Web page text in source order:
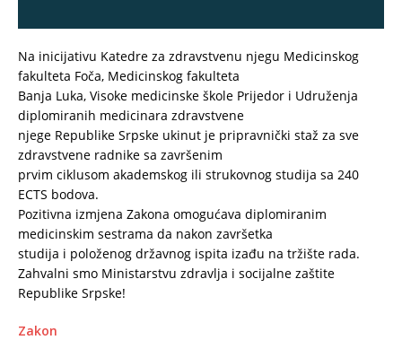
Na inicijativu Katedre za zdravstvenu njegu Medicinskog
fakulteta Foča, Medicinskog fakulteta
Banja Luka, Visoke medicinske škole Prijedor i Udruženja
diplomiranih medicinara zdravstvene
njege Republike Srpske ukinut je pripravnički staž za sve
zdravstvene radnike sa završenim
prvim ciklusom akademskog ili strukovnog studija sa 240
ECTS bodova.
Pozitivna izmjena Zakona omogućava diplomiranim
medicinskim sestrama da nakon završetka
studija i položenog državnog ispita izađu na tržište rada.
Zahvalni smo Ministarstvu zdravlja i socijalne zaštite
Republike Srpske!
Zakon